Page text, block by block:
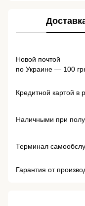
Новой почтой
по Украине — 100
Кредитной картой в
Наличными при
Терминал
Гарантия от